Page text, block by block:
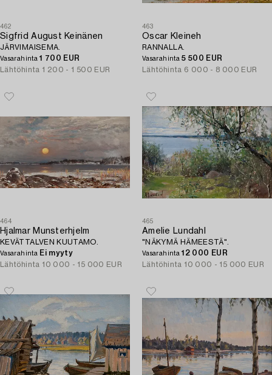
462
Sigfrid August Keinänen
JÄRVIMAISEMA.
Vasarahinta1 700 EUR
Lähtöhinta 1 200 - 1 500 EUR
463
Oscar Kleineh
RANNALLA.
Vasarahinta5 500 EUR
Lähtöhinta 6 000 - 8 000 EUR
464
Hjalmar Munsterhjelm
KEVÄTTALVEN KUUTAMO.
Vasarahinta Ei myyty
Lähtöhinta 10 000 - 15 000 EUR
465
Amelie Lundahl
"NÄKYMÄ HÄMEESTÄ".
Vasarahinta12 000 EUR
Lähtöhinta 10 000 - 15 000 EUR